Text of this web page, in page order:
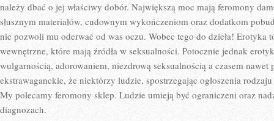
należy dbać o jej właściwy dobór. Największą moc mają feromony
słusznym materiałów, cudownym wykończeniom oraz dodatkom
nie pozwoli mu oderwać od was oczu. Wobec tego do dzieła! Erotyka
wewnętrzne, które mają źródła w seksualności. Potocznie jednak
wulgarnością, adorowaniem, niezdrową seksualnością a czasem
ekstrawaganckie, że niektórzy ludzie, spostrzegając ogłoszenia
My polecamy feromony sklep. Ludzie umieją być ograniczeni oraz
diagnozach.